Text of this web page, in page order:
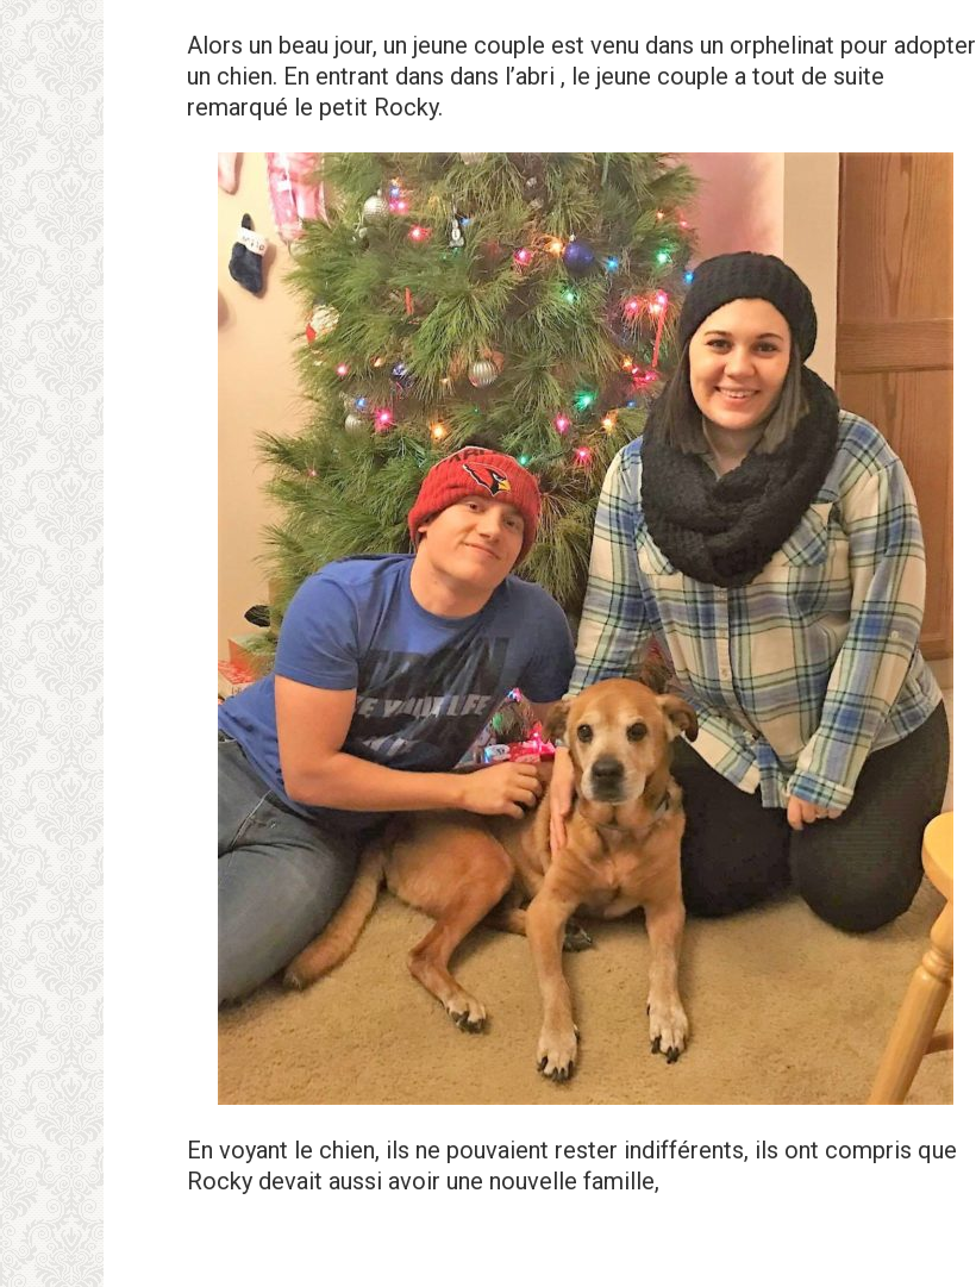
Alors un beau jour, un jeune couple est venu dans un orphelinat pour adopter
un chien. En entrant dans dans l’abri , le jeune couple a tout de suite
remarqué le petit Rocky.
En voyant le chien, ils ne pouvaient rester indifférents, ils ont compris que
Rocky devait aussi avoir une nouvelle famille,